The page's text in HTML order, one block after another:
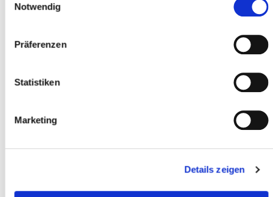
Notwendig
Präferenzen
Statistiken
Marketing
Details zeigen